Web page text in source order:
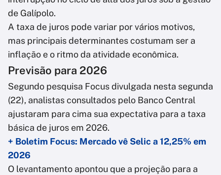
de Galípolo.
A taxa de juros pode variar por vários motivos,
mas principais determinantes costumam ser a
inflação e o ritmo da atividade econômica.
Previsão para 2026
Segundo pesquisa Focus divulgada nesta segunda
(22), analistas consultados pelo Banco Central
ajustaram para cima sua expectativa para a taxa
básica de juros em 2026.
+ Boletim Focus: Mercado vê Selic a 12,25% em
2026
O levantamento apontou que a projeção para a